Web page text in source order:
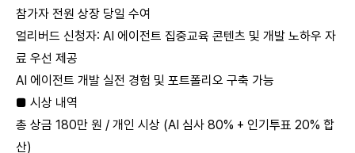
참가자 전원 상장 당일 수여
얼리버드 신청자: AI 에이전트 집중교육 콘텐츠 및 개발 노하우 자
료 우선 제공
AI 에이전트 개발 실전 경험 및 포트폴리오 구축 가능
■ 시상 내역
총 상금 180만 원 / 개인 시상 (AI 심사 80% + 인기투표 20% 합
산)